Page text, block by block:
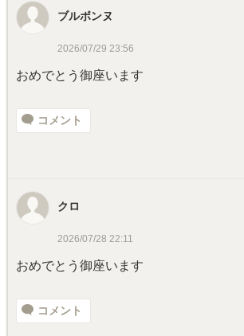
ブルボンヌ
2026/07/29 23:56
おめでとう御座います
コメント
クロ
2026/07/28 22:11
おめでとう御座います
コメント